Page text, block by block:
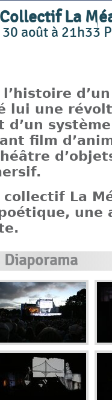
La
août à 21h33
lui une
d’un
film
collectif La
une
Diaporama